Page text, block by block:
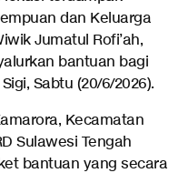
dan Keluarga
Jumatul Rofi’ah,
bantuan bagi
Sabtu (20/6/2026).
Kecamatan
Sulawesi Tengah
bantuan yang secara